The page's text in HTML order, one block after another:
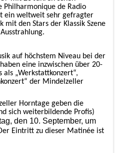
Philharmonique de Radio
ein weltweit sehr gefragter
mit den Stars der Klassik Szene
auf höchstem Niveau bei der
eine inzwischen über 20-
„Werkstattkonzert“,
der Mindelzeller
Horntage geben die
sich weiterbildende Profis)
den 10. September, um
Eintritt zu dieser Matinée ist